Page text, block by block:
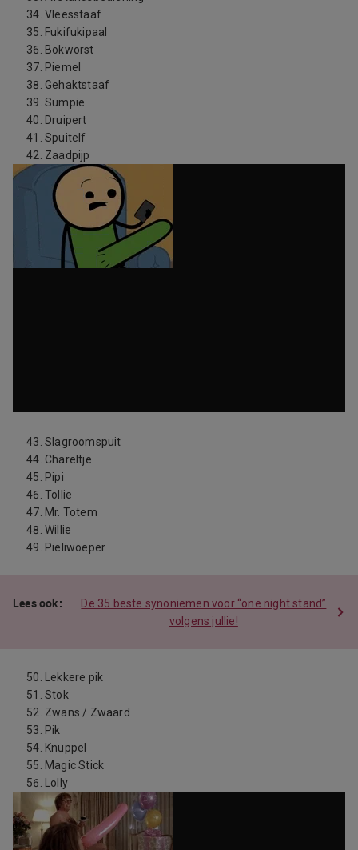
Vleesstaaf
Fukifukipaal
Bokworst
Piemel
Gehaktstaaf
Sumpie
Druipert
Spuitelf
Zaadpijp
Slagroomspuit
Chareltje
Pipi
Tollie
Mr. Totem
Willie
Pieliwoeper
De 35 beste synoniemen voor “one night stand”
volgens jullie!
Lekkere pik
Stok
Zwans / Zwaard
Pik
Knuppel
Magic Stick
Lolly